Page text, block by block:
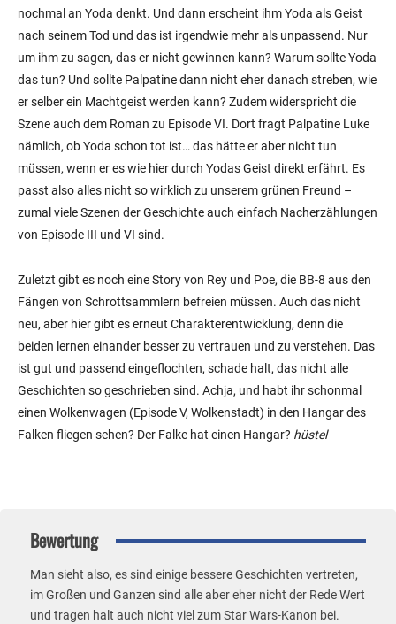
nochmal an Yoda denkt. Und dann erscheint ihm Yoda als Geist
nach seinem Tod und das ist irgendwie mehr als unpassend. Nur
um ihm zu sagen, das er nicht gewinnen kann? Warum sollte Yoda
das tun? Und sollte Palpatine dann nicht eher danach streben, wie
er selber ein Machtgeist werden kann? Zudem widerspricht die
Szene auch dem Roman zu Episode VI. Dort fragt Palpatine Luke
nämlich, ob Yoda schon tot ist… das hätte er aber nicht tun
müssen, wenn er es wie hier durch Yodas Geist direkt erfährt. Es
passt also alles nicht so wirklich zu unserem grünen Freund –
zumal viele Szenen der Geschichte auch einfach Nacherzählungen
von Episode III und VI sind.
Zuletzt gibt es noch eine Story von Rey und Poe, die BB-8 aus den
Fängen von Schrottsammlern befreien müssen. Auch das nicht
neu, aber hier gibt es erneut Charakterentwicklung, denn die
beiden lernen einander besser zu vertrauen und zu verstehen. Das
ist gut und passend eingeflochten, schade halt, das nicht alle
Geschichten so geschrieben sind. Achja, und habt ihr schonmal
einen Wolkenwagen (Episode V, Wolkenstadt) in den Hangar des
Falken fliegen sehen? Der Falke hat einen Hangar? hüstel
Bewertung
Man sieht also, es sind einige bessere Geschichten vertreten,
im Großen und Ganzen sind alle aber eher nicht der Rede Wert
und tragen halt auch nicht viel zum Star Wars-Kanon bei.